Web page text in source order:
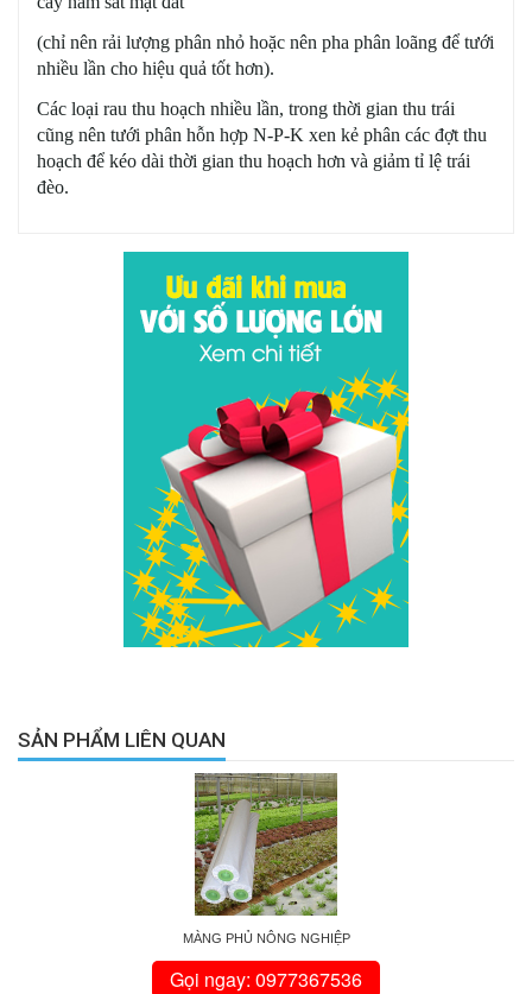
(chỉ nên rải lượng phân nhỏ hoặc nên pha phân loãng để tưới
nhiều lần cho hiệu quả tốt hơn).
Các loại rau thu hoạch nhiều lần, trong thời gian thu trái
cũng nên tưới phân hỗn hợp N-P-K xen kẻ phân các đợt thu
hoạch để kéo dài thời gian thu hoạch hơn và giảm tỉ lệ trái
đèo.
SẢN PHẨM LIÊN QUAN
MÀNG PHỦ NÔNG NGHIỆP
Gọi ngay: 0977367536